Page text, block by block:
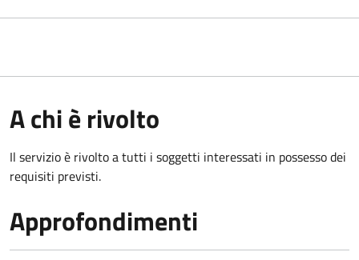
A chi è rivolto
Il servizio è rivolto a tutti i soggetti interessati in possesso dei
requisiti previsti.
Approfondimenti